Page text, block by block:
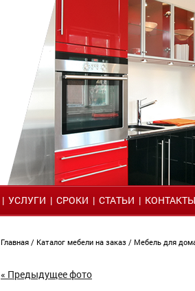
| УСЛУГИ | СРОКИ | СТАТЬИ | КОНТАКТЫ
Главная / Каталог мебели на заказ / Мебель для
« Предыдущее фото